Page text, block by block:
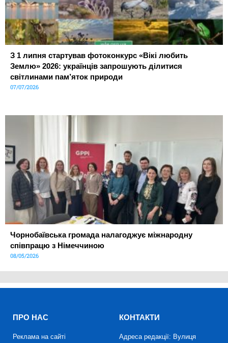
З 1 липня стартував фотоконкурс «Вікі любить
Землю» 2026: українців запрошують ділитися
світлинами пам’яток природи
07/07/2026
Чорнобаївська громада налагоджує міжнародну
співпрацю з Німеччиною
08/05/2026
ПРО НАС
Реклама на сайті
КОНТАКТИ
Адреса редакції: Вулиця